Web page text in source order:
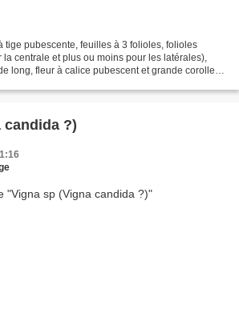
tige pubescente, feuilles à 3 folioles, folioles
centrale et plus ou moins pour les latérales),
long, fleur à calice pubescent et grande corolle
candida ?)